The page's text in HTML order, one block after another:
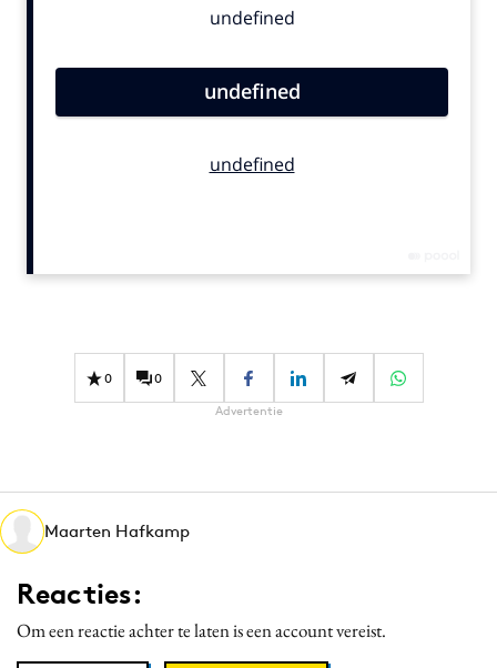
Contentmarketing
Effectiviteit
Gedragsverandering
Martech
Media
Merkstrategie
PR
Programmatic
0 0
Advertentie
Maarten Hafkamp
Reacties:
Om een reactie achter te laten is een account vereist.